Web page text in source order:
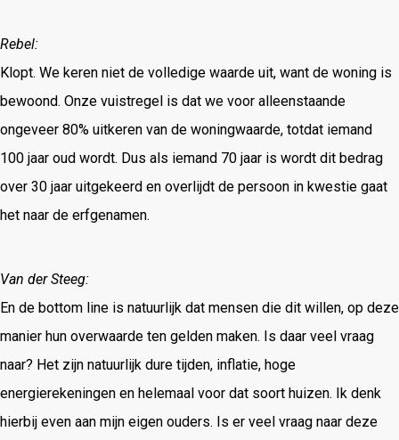
Rebel:
Klopt. We keren niet de volledige waarde uit, want de woning is
bewoond. Onze vuistregel is dat we voor alleenstaande
ongeveer 80% uitkeren van de woningwaarde, totdat iemand
100 jaar oud wordt. Dus als iemand 70 jaar is wordt dit bedrag
over 30 jaar uitgekeerd en overlijdt de persoon in kwestie gaat
het naar de erfgenamen.
Van der Steeg:
En de bottom line is natuurlijk dat mensen die dit willen, op deze
manier hun overwaarde ten gelden maken. Is daar veel vraag
naar? Het zijn natuurlijk dure tijden, inflatie, hoge
energierekeningen en helemaal voor dat soort huizen. Ik denk
hierbij even aan mijn eigen ouders. Is er veel vraag naar deze